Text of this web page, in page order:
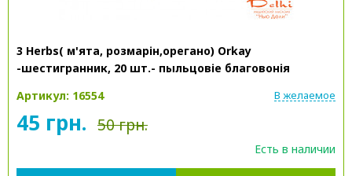
3 Herbs( м'ята, розмарін,орегано) Orkay
-шестигранник, 20 шт.- пыльцовіе благовонія
Артикул: 16554
В желаемое
45 грн. 50 грн.
Есть в наличии